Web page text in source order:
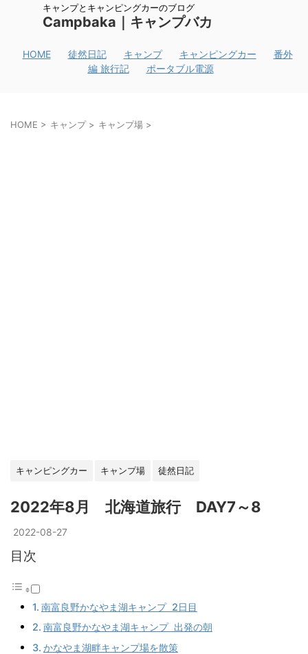
キャンプとキャンピングカーのブログ
Campbaka｜キャンプバカ
HOME 徒然日記 キャンプ キャンピングカー
番外
編 旅行記
ポータブル電源
HOME > キャンプ > キャンプ場 >
キャンピングカー キャンプ場 徒然日記
2022年8月 北海道旅行 DAY7～8
2022-08-27
目次
南富良野かなやま湖キャンプ 2日目
南富良野かなやま湖キャンプ 出発の朝
かなやま湖畔キャンプ場を散策